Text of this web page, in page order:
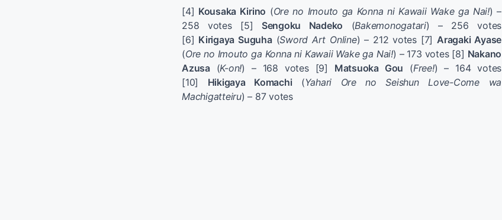
[4] Kousaka Kirino (Ore no Imouto ga Konna ni Kawaii Wake ga Nai!) –
258 votes [5] Sengoku Nadeko (Bakemonogatari) – 256 votes
[6] Kirigaya Suguha(Sword Art Online) – 212 votes [7] Aragaki Ayase
(Ore no Imouto ga Konna ni Kawaii Wake ga Nai!) – 173 votes [8] Nakano
Azusa(K-on!) – 168 votes [9] Matsuoka Gou (Free!) – 164 votes
[10] Hikigaya Komachi (Yahari Ore no Seishun Love-Come wa
Machigatteiru) – 87 votes